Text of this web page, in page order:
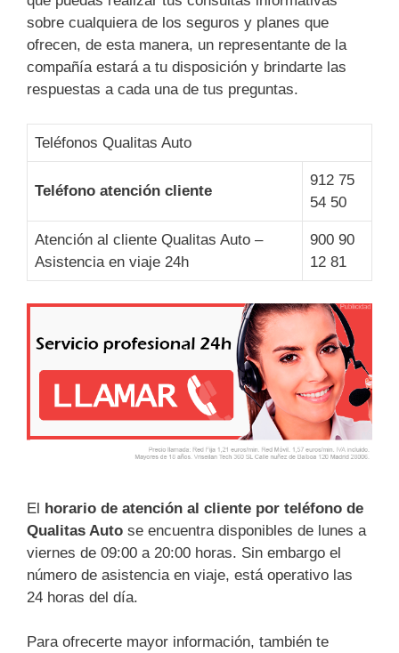
sobre cualquiera de los seguros y planes que
ofrecen, de esta manera, un representante de la
compañía estará a tu disposición y brindarte las
respuestas a cada una de tus preguntas.
Teléfonos Qualitas Auto
Teléfono atención cliente
912 75
54 50
Atención al cliente Qualitas Auto –
Asistencia en viaje 24h
900 90
12 81
El horario de atención al cliente por teléfono de
Qualitas Auto se encuentra disponibles de lunes a
viernes de 09:00 a 20:00 horas. Sin embargo el
número de asistencia en viaje, está operativo las
24 horas del día.
Para ofrecerte mayor información, también te